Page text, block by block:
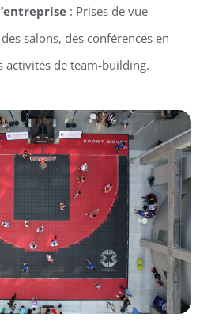
: Prises de vue
salons, des conférences en
activités de team-building.